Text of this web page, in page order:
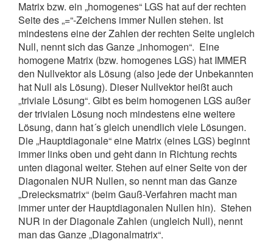
Matrix bzw. ein „homogenes“ LGS hat auf der rechten
Seite des „=“-Zeichens immer Nullen stehen. Ist
mindestens eine der Zahlen der rechten Seite ungleich
Null, nennt sich das Ganze „inhomogen“. Eine
homogene Matrix (bzw. homogenes LGS) hat IMMER
den Nullvektor als Lösung (also jede der Unbekannten
hat Null als Lösung). Dieser Nullvektor heißt auch
„triviale Lösung“. Gibt es beim homogenen LGS außer
der trivialen Lösung noch mindestens eine weitere
Lösung, dann hat´s gleich unendlich viele Lösungen.
Die „Hauptdiagonale“ eine Matrix (eines LGS) beginnt
immer links oben und geht dann in Richtung rechts
unten diagonal weiter. Stehen auf einer Seite von der
Diagonalen NUR Nullen, so nennt man das Ganze
„Dreiecksmatrix“ (beim Gauß-Verfahren macht man
immer unter der Hauptdiagonalen Nullen hin). Stehen
NUR in der Diagonale Zahlen (ungleich Null), nennt
man das Ganze „Diagonalmatrix“.